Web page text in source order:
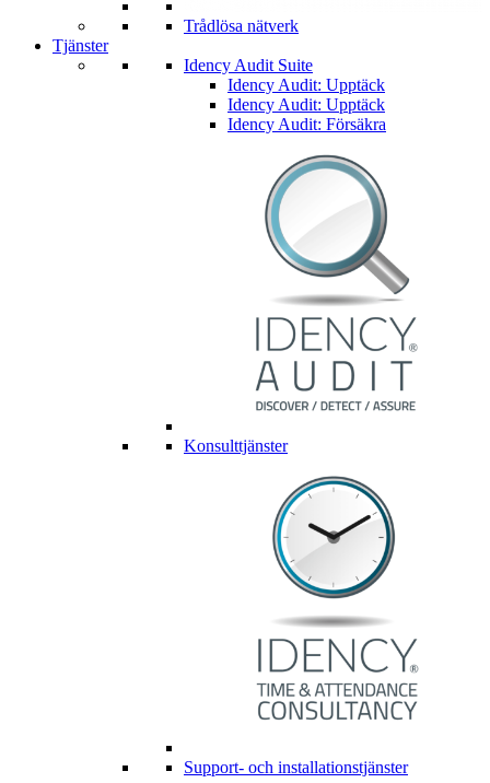
Trådlösa nätverk
Tjänster
Idency Audit Suite
Idency Audit: Upptäck
Idency Audit: Upptäck
Idency Audit: Försäkra
Konsulttjänster
Support- och installationstjänster